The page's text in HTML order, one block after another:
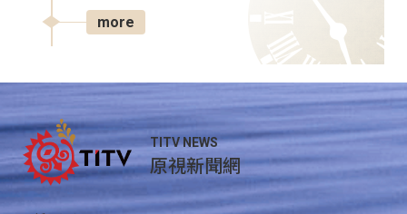
more
TITV NEWS
原視新聞網